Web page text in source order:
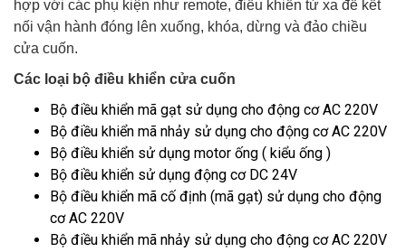
hợp với các phụ kiện như remote, điều khiển từ xa để kết
nối vận hành đóng lên xuống, khóa, dừng và đảo chiều
cửa cuốn.
Các loại bộ điều khiển cửa cuốn
Bộ điều khiển mã gạt sử dụng cho động cơ AC 220V
Bộ điều khiển mã nhảy sử dụng cho động cơ AC 220V
Bộ điều khiển sử dụng motor ống ( kiểu ống )
Bộ điều khiển sử dụng động cơ DC 24V
Bộ điều khiển mã cố định (mã gạt) sử dụng cho động
cơ AC 220V
Bộ điều khiển mã nhảy sử dụng cho động cơ AC 220V